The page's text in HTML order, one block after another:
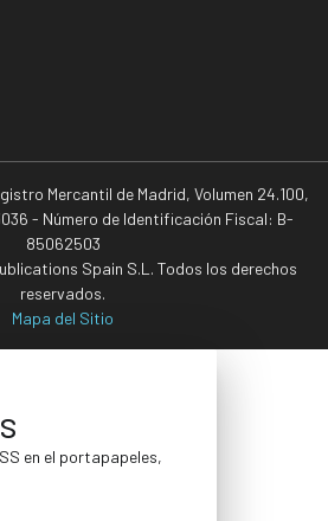
Mercantil de Madrid, Volumen 24.100,
- Número de Identificación Fiscal: B-
85062503
Spain S.L. Todos los derechos
reservados.
Mapa del Sitio
en el portapapeles,